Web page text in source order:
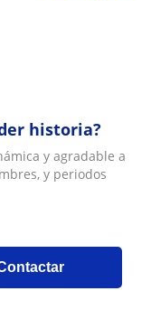
historia?
y agradable a
y periodos